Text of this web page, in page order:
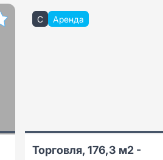
C Аренда
Торговля, 176,3 м2 -